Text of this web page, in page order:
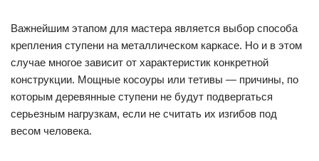
Важнейшим этапом для мастера является выбор способа
крепления ступени на металлическом каркасе. Но и в этом
случае многое зависит от характеристик конкретной
конструкции. Мощные косоуры или тетивы — причины, по
которым деревянные ступени не будут подвергаться
серьезным нагрузкам, если не считать их изгибов под
весом человека.